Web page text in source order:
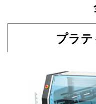
プラ